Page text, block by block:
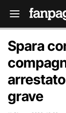
Spara
grave